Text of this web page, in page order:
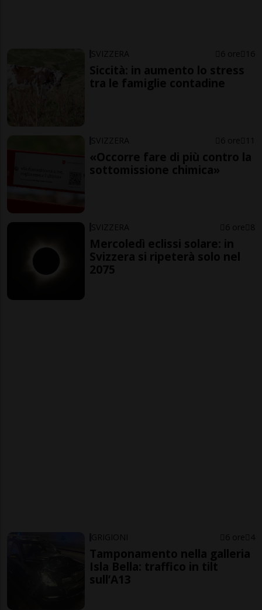
SVIZZERA 6 ore 16
Siccità: in aumento lo stress
tra le famiglie contadine
SVIZZERA 6 ore 11
«Occorre fare di più contro la
sottomissione chimica»
SVIZZERA 6 ore 8
Mercoledì eclissi solare: in
Svizzera si ripeterà solo nel
2075
GRIGIONI 6 ore 4
Tamponamento nella galleria
Isla Bella: traffico in tilt
sull’A13